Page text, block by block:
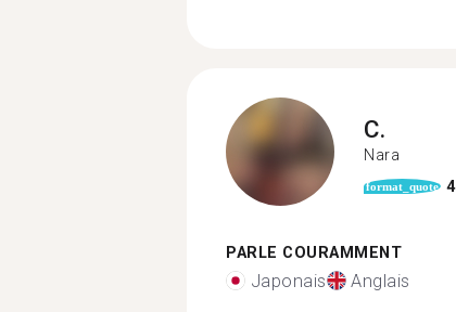
C.
Nara
format_quote 4
PARLE COURAMMENT
Japonais Anglais